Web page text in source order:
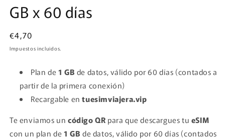
en
una
ventana
GB x 60 días
Precio
habitual
€4,70
Impuestos incluidos.
Plan de 1 GB de datos, válido por 60 días (contados a
partir de la primera conexión)
Recargable entuesimviajera.vip
Te enviamos un código QR para que descargues tu eSIM
con un plan de 1 GB de datos, válido por 60 días (contados